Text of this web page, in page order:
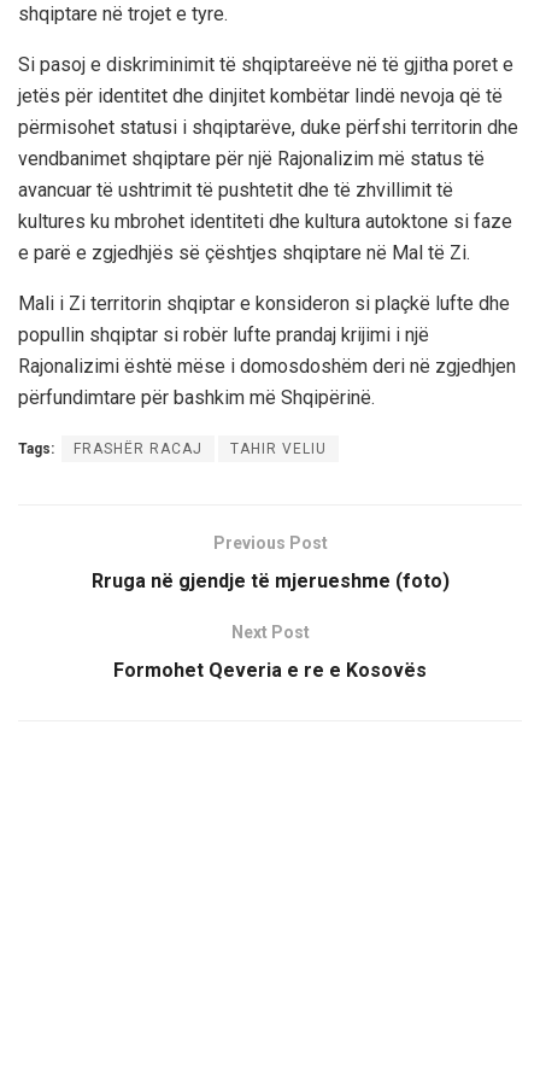
shqiptare në trojet e tyre.
Si pasoj e diskriminimit të shqiptareëve në të gjitha poret e
jetës për identitet dhe dinjitet kombëtar lindë nevoja që të
përmisohet statusi i shqiptarëve, duke përfshi territorin dhe
vendbanimet shqiptare për një Rajonalizim më status të
avancuar të ushtrimit të pushtetit dhe të zhvillimit të
kultures ku mbrohet identiteti dhe kultura autoktone si faze
e parë e zgjedhjës së çështjes shqiptare në Mal të Zi.
Mali i Zi territorin shqiptar e konsideron si plaçkë lufte dhe
popullin shqiptar si robër lufte prandaj krijimi i një
Rajonalizimi është mëse i domosdoshëm deri në zgjedhjen
përfundimtare për bashkim më Shqipërinë.
Tags: FRASHËR RACAJ TAHIR VELIU
Previous Post
Rruga në gjendje të mjerueshme (foto)
Next Post
Formohet Qeveria e re e Kosovës